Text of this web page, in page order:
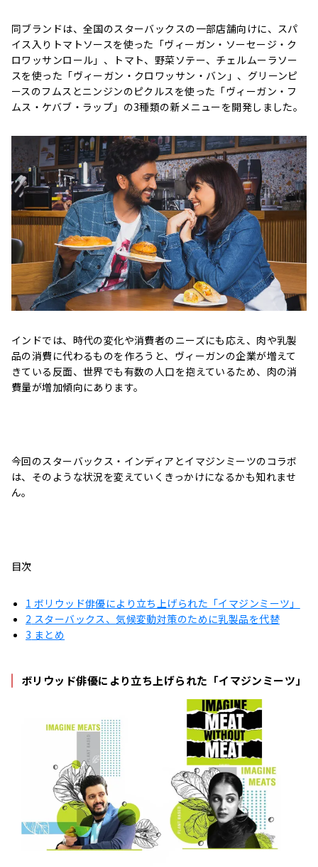
同ブランドは、全国のスターバックスの一部店舗向けに、スパ
イス入りトマトソースを使った「ヴィーガン・ソーセージ・ク
ロワッサンロール」、トマト、野菜ソテー、チェルムーラソー
スを使った「ヴィーガン・クロワッサン・バン」、グリーンピ
ースのフムスとニンジンのピクルスを使った「ヴィーガン・フ
ムス・ケバブ・ラップ」の3種類の新メニューを開発しました。
インドでは、時代の変化や消費者のニーズにも応え、肉や乳製
品の消費に代わるものを作ろうと、ヴィーガンの企業が増えて
きている反面、世界でも有数の人口を抱えているため、肉の消
費量が増加傾向にあります。
今回のスターバックス・インディアとイマジンミーツのコラボ
は、そのような状況を変えていくきっかけになるかも知れませ
ん。
目次
1 ボリウッド俳優により立ち上げられた「イマジンミーツ」
2 スターバックス、気候変動対策のために乳製品を代替
3 まとめ
ボリウッド俳優により立ち上げられた「イマジンミーツ」